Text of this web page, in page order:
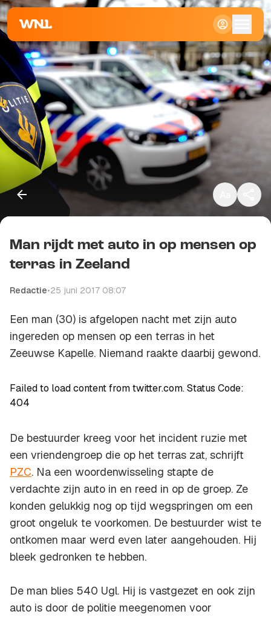
Klein
Standaard
Groot
Kopieer link
Man rijdt met auto in op mensen op
terras in Zeeland
Redactie•25 juni 2017 08:07
Een man (30) is afgelopen nacht met zijn auto
ingereden op mensen op een terras in het
Zeeuwse Kapelle. Niemand raakte daarbij gewond.
Failed to load content from twitter.com. Status Code:
404
De bestuurder kreeg voor het incident ruzie met
een vriendengroep die op het terras zat, schrijft
PZC. Na een woordenwisseling stapte de
verdachte zijn auto in en reed in op de groep. Ze
konden gelukkig nog op tijd wegspringen om een
groot ongeluk te voorkomen. De bestuurder wist te
ontkomen maar werd even later aangehouden. Hij
bleek gedronken te hebben.
De man blies 540 Ugl. Hij is vastgezet en ook zijn
auto is door de politie meegenomen voor